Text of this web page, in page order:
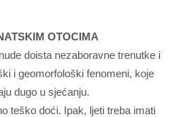
OTOCIMA
doista nezaboravne trenutke i
i geomorfološki fenomeni, koje
dugo u sjećanju.
teško doći. Ipak, ljeti treba imati